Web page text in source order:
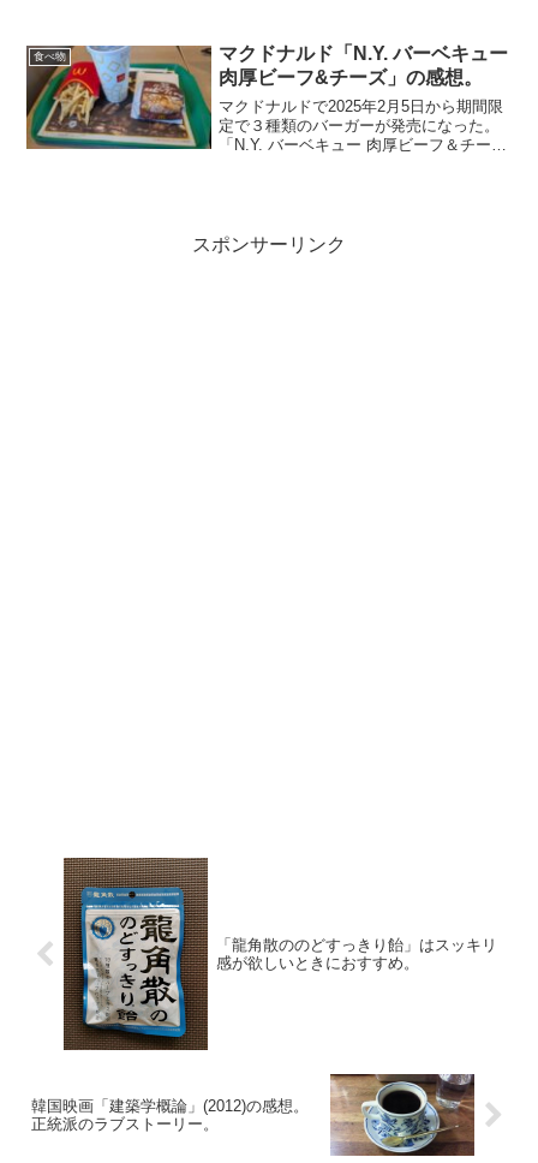
よりも甘く感じる。そして炭酸も抑えめ
だ。マクドナルドのドリン...
食べ物
マクドナルド「N.Y. バーベキュー
肉厚ビーフ&チーズ」の感想。
マクドナルドで2025年2月5日から期間限
定で３種類のバーガーが発売になった。
「N.Y. バーベキュー 肉厚ビーフ＆チー
スポンサーリンク
「龍角散ののどすっきり飴」はスッキリ
感が欲しいときにおすすめ。
韓国映画「建築学概論」(2012)の感想。
正統派のラブストーリー。